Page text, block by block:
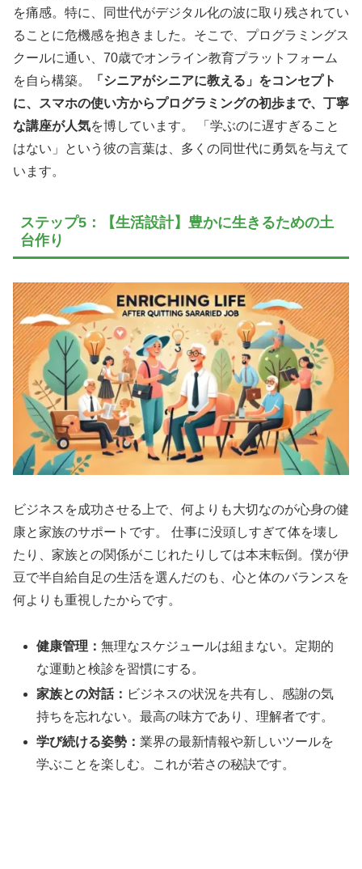
を痛感。特に、同世代がデジタル化の波に取り残されてい
ることに危機感を抱きました。そこで、プログラミングス
クールに通い、70歳でオンライン教育プラットフォーム
を自ら構築。
「シニアがシニアに教える」をコンセプト
に、スマホの使い方からプログラミングの初歩まで、丁寧
な講座が人気を博しています。 「学ぶのに遅すぎること
はない」という彼の言葉は、多くの同世代に勇気を与えて
います。
ステップ5：【生活設計】豊かに生きるための土
台作り
ビジネスを成功させる上で、何よりも大切なのが心身の健
康と家族のサポートです。 仕事に没頭しすぎて体を壊し
たり、家族との関係がこじれたりしては本末転倒。僕が伊
豆で半自給自足の生活を選んだのも、心と体のバランスを
何よりも重視したからです。
健康管理：無理なスケジュールは組まない。定期的
な運動と検診を習慣にする。
家族との対話： ビジネスの状況を共有し、感謝の気
持ちを忘れない。最高の味方であり、理解者です。
学び続ける姿勢：業界の最新情報や新しいツールを
学ぶことを楽しむ。これが若さの秘訣です。